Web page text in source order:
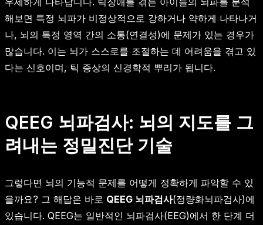
해보면 특정 뇌파가 비정상적으로 강하거나 약하게 나타나거
나, 뇌의 특정 영역 간의 소통(연결성)에 문제가 있는 경우가
많습니다. 이는 뇌가 스스로를 조절하는 데 어려움을 겪고 있
다는 신호이며, 틱 증상의 신경학적 뿌리가 됩니다.
QEEG 뇌파검사: 뇌의 지도를 그
려내는 정밀진단 기술
그렇다면 뇌의 기능적 문제를 어떻게 정확하게 파악할 수 있
을까요? 그 해답은 바로 QEEG 뇌파검사(정량화뇌파검사)에
있습니다. QEEG는 일반적인 뇌파검사(EEG)에서 한 단계 더